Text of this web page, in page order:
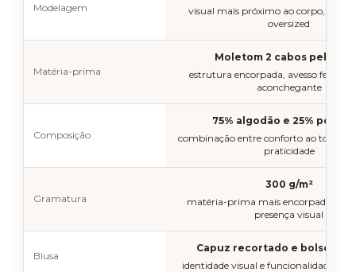
Modelagem
visual mais próximo ao corpo, sem
oversized
Matéria-prima
Moletom 2 cabos
estrutura encorpada, avesso felpado
aconchegante
Composição
75% algodão e 25%
combinação entre conforto ao toque,
praticidade
Gramatura
300 g/m²
matéria-prima mais encorpada e
presença visual
Blusa
Capuz recortado e bolsos
identidade visual e funcionalidade